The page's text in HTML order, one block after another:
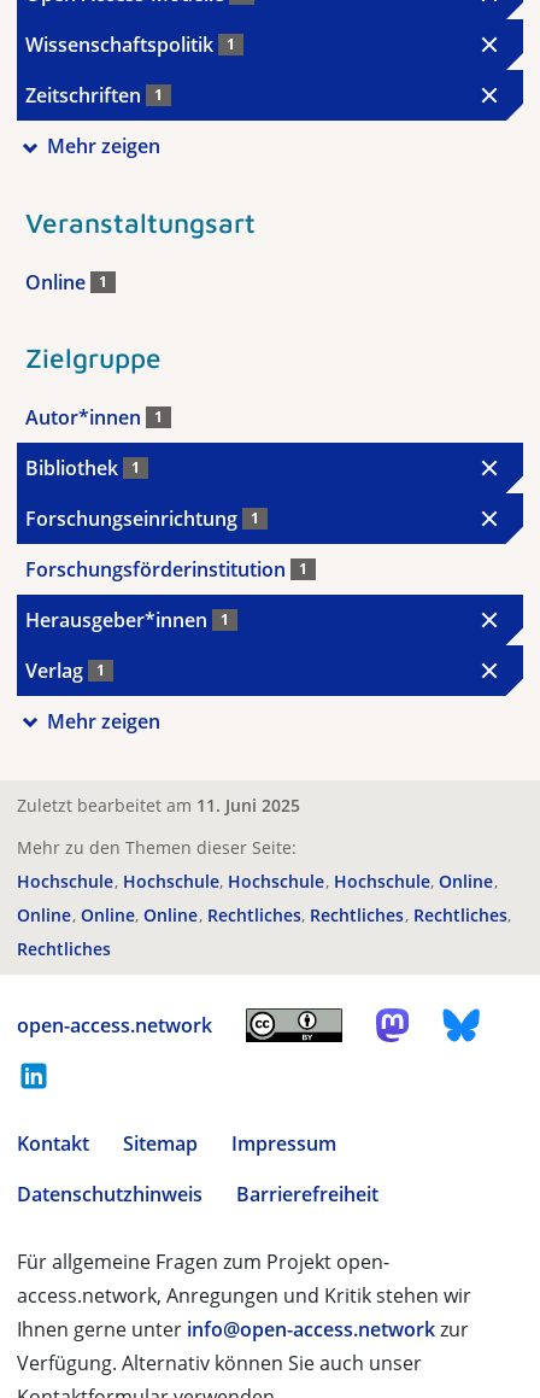
Wissenschaftspolitik 1
Zeitschriften 1
Mehr zeigen
Veranstaltungsart
Online 1
Zielgruppe
Autor*innen 1
Bibliothek 1
Forschungseinrichtung 1
Forschungsförderinstitution 1
Herausgeber*innen 1
Verlag 1
Mehr zeigen
Zuletzt bearbeitet am 11. Juni 2025
Mehr zu den Themen dieser Seite:
Hochschule Hochschule Hochschule Hochschule Online
Online Online Online Rechtliches Rechtliches Rechtliches
Rechtliches
open-access.network
Kontakt Sitemap
Impressum
Datenschutzhinweis
Barrierefreiheit
Für allgemeine Fragen zum Projekt open-
access.network, Anregungen und Kritik stehen wir
Ihnen gerne unter info@open-access.networkzur
Verfügung. Alternativ können Sie auch unser